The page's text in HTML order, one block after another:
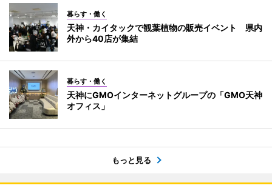
暮らす・働く
天神・カイタックで観葉植物の販売イベント 県内
外から40店が集結
暮らす・働く
天神にGMOインターネットグループの「GMO天神
オフィス」
もっと見る